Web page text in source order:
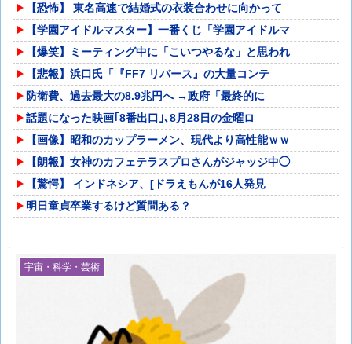
【恐怖】 東名高速で結婚式の衣装合わせに向かって
【学園アイドルマスター】一番くじ「学園アイドルマ
【爆笑】ミーティング中に「こいつやるな」と思われ
【悲報】浜口氏「『FF7 リバース』の大量コンテ
防衛費、過去最大の8.9兆円へ →政府「最終的に
話題になった映画｢8番出口｣､8月28日の金曜ロ
【画像】昭和のカップラーメン、現代より高性能ｗｗ
【朗報】女神のカフェテラスプロさんがジャッジ中◯
【驚愕】 インドネシア、[ドラえもんが16人発見
明日童貞卒業するけど質問ある？
宇宙・科学・芸術